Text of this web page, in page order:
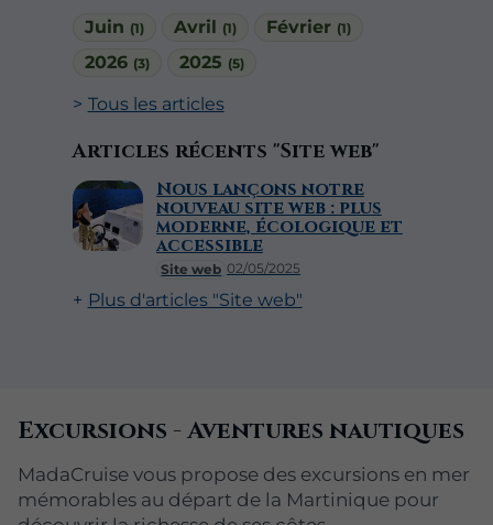
Juin (1) Avril (1) Février (1)
2026 (3) 2025 (5)
Tous les articles
Articles récents "Site web"
Site web 02/05/2025
Nous lançons notre
nouveau site web : plus
moderne, écologique et
accessible
Plus d'articles "Site web"
Excursions - Aventures nautiques
MadaCruise vous propose des excursions en mer
mémorables au départ de la Martinique pour